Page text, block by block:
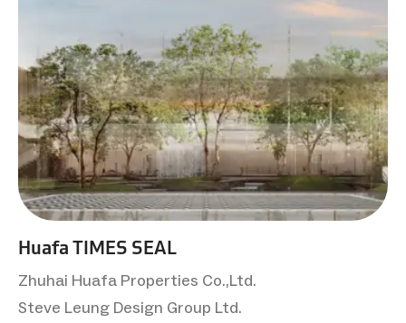
Huafa TIMES SEAL
Zhuhai Huafa Properties Co.,Ltd.
Steve Leung Design Group Ltd.